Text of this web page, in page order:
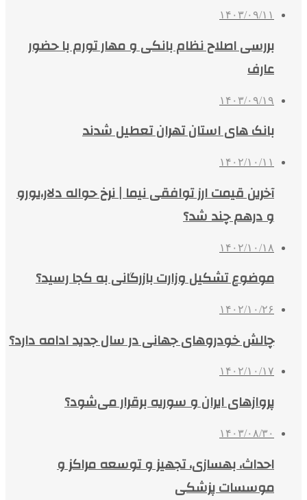
۱۴۰۳/۰۹/۱۱
بررسی اصلاح نظام بانکی و مهار تورم با حضور
عارف
۱۴۰۳/۰۹/۱۹
بانک های استان تهران تعطیل شدند
۱۴۰۲/۱۰/۱۱
آخرین قیمت ارز توافقی نیما | نرخ حواله دلار،یورو
و درهم چند شد؟
۱۴۰۲/۱۰/۱۸
موضوع تشکیل وزارت بازرگانی به کجا رسید؟
۱۴۰۲/۱۰/۲۶
چالش خودروهای جهانی در سال جدید ادامه دارد؟
۱۴۰۲/۱۰/۱۷
پروازهای ایران و سوریه برقرار می‌شود؟
۱۴۰۳/۰۸/۳۰
احداث، بهسازی، تجهیز و توسعه مراکز و
موسسات پزشکی